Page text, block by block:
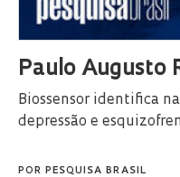
Paulo Augusto
Biossensor identifica
depressão e
POR PESQUISA BRASIL